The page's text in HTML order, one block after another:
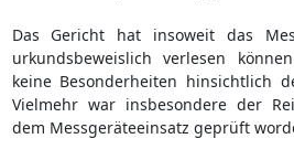
Das Gericht hat insoweit das
urkundsbeweislich verlesen
keine Besonderheiten hinsichtlich
Vielmehr war insbesondere der
dem Messgeräteeinsatz geprüft